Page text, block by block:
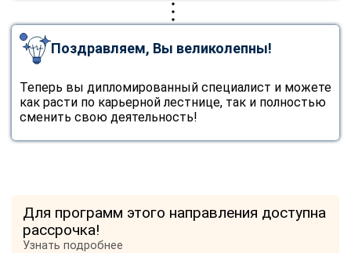
Поздравляем, Вы великолепны!
Теперь вы дипломированный специалист и можете
как расти по карьерной лестнице, так и полностью
сменить свою деятельность!
Для программ этого направления доступна
рассрочка!
Узнать подробнее